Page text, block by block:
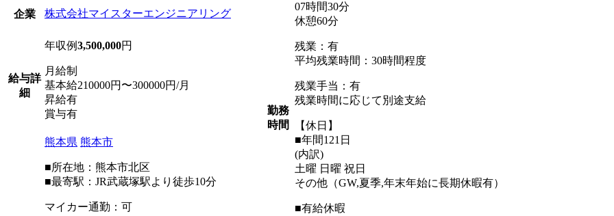
企業 株式会社マイスターエンジニアリング
給与詳
細
年収例3,500,000円
月給制
基本給210000円〜300000円/月
昇給有
賞与有
熊本県 熊本市
■所在地：熊本市北区
■最寄駅：JR武蔵塚駅より徒歩10分
マイカー通勤：可
勤務
時間
07時間30分
休憩60分
残業：有
平均残業時間：30時間程度
残業手当：有
残業時間に応じて別途支給
【休日】
■年間121日
(内訳)
土曜 日曜 祝日
その他（GW,夏季,年末年始に長期休暇有）
■有給休暇